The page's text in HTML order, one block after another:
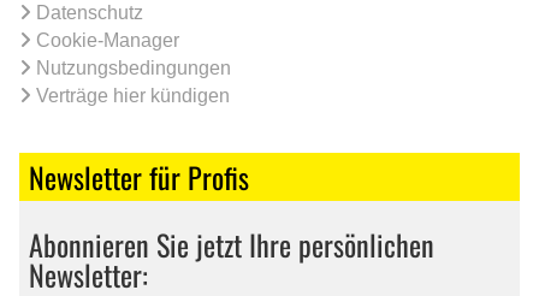
Datenschutz
Cookie-Manager
Nutzungsbedingungen
Verträge hier kündigen
Newsletter für Profis
Abonnieren Sie jetzt Ihre persönlichen
Newsletter: